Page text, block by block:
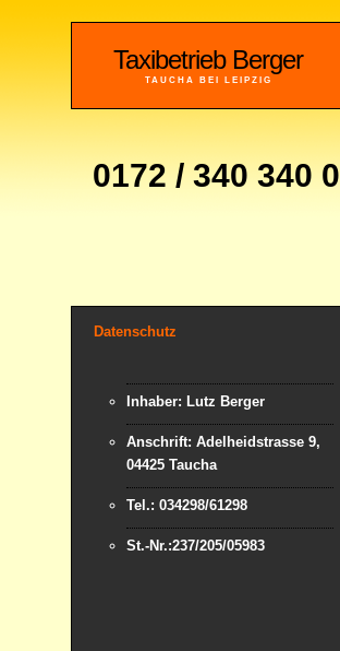
Taxibetrieb Berger
TAUCHA BEI LEIPZIG
0172 / 340 340 0
Datenschutz
Inhaber: Lutz Berger
Anschrift: Adelheidstrasse 9,
04425 Taucha
Tel.: 034298/61298
St.-Nr.:237/205/05983